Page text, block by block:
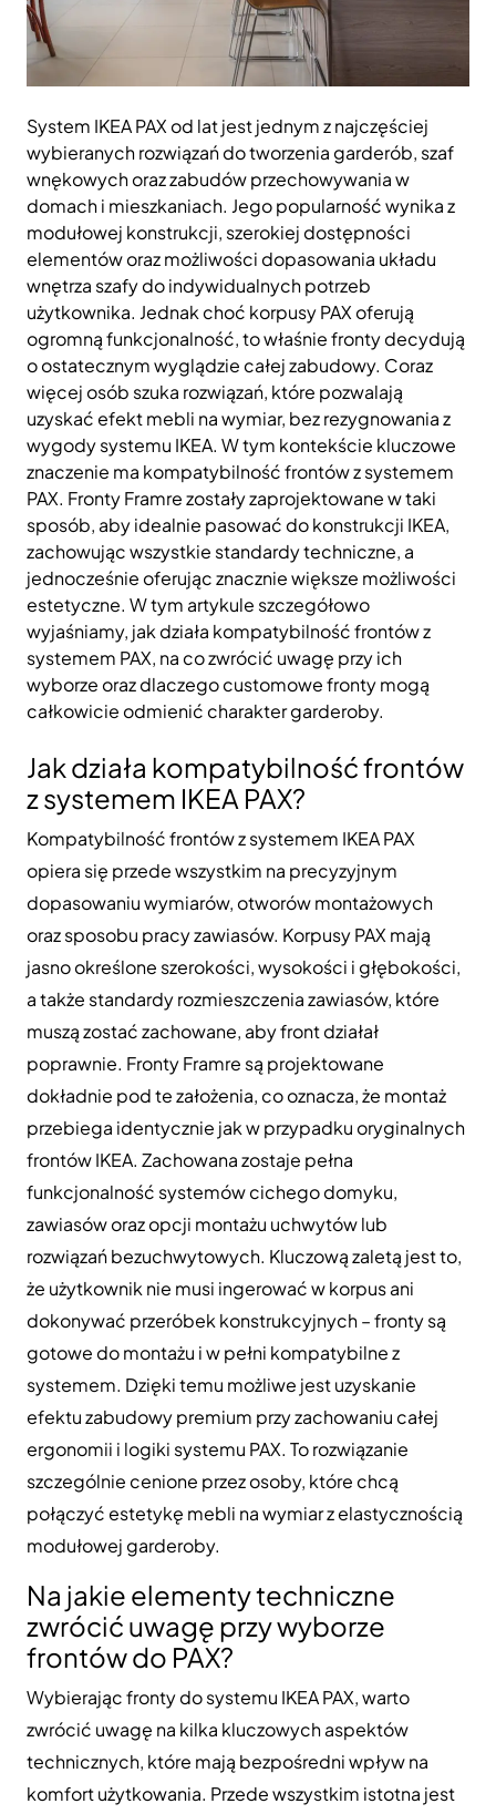
System IKEA PAX od lat jest jednym z najczęściej
wybieranych rozwiązań do tworzenia garderób, szaf
wnękowych oraz zabudów przechowywania w
domach i mieszkaniach. Jego popularność wynika z
modułowej konstrukcji, szerokiej dostępności
elementów oraz możliwości dopasowania układu
wnętrza szafy do indywidualnych potrzeb
użytkownika. Jednak choć korpusy PAX oferują
ogromną funkcjonalność, to właśnie fronty decydują
o ostatecznym wyglądzie całej zabudowy. Coraz
więcej osób szuka rozwiązań, które pozwalają
uzyskać efekt mebli na wymiar, bez rezygnowania z
wygody systemu IKEA. W tym kontekście kluczowe
znaczenie ma kompatybilność frontów z systemem
PAX. Fronty Framre zostały zaprojektowane w taki
sposób, aby idealnie pasować do konstrukcji IKEA,
zachowując wszystkie standardy techniczne, a
jednocześnie oferując znacznie większe możliwości
estetyczne. W tym artykule szczegółowo
wyjaśniamy, jak działa kompatybilność frontów z
systemem PAX, na co zwrócić uwagę przy ich
wyborze oraz dlaczego customowe fronty mogą
całkowicie odmienić charakter garderoby.
Jak działa kompatybilność frontów
z systemem IKEA PAX?
Kompatybilność frontów z systemem IKEA PAX
opiera się przede wszystkim na precyzyjnym
dopasowaniu wymiarów, otworów montażowych
oraz sposobu pracy zawiasów. Korpusy PAX mają
jasno określone szerokości, wysokości i głębokości,
a także standardy rozmieszczenia zawiasów, które
muszą zostać zachowane, aby front działał
poprawnie. Fronty Framre są projektowane
dokładnie pod te założenia, co oznacza, że montaż
przebiega identycznie jak w przypadku oryginalnych
frontów IKEA. Zachowana zostaje pełna
funkcjonalność systemów cichego domyku,
zawiasów oraz opcji montażu uchwytów lub
rozwiązań bezuchwytowych. Kluczową zaletą jest to,
że użytkownik nie musi ingerować w korpus ani
dokonywać przeróbek konstrukcyjnych – fronty są
gotowe do montażu i w pełni kompatybilne z
systemem. Dzięki temu możliwe jest uzyskanie
efektu zabudowy premium przy zachowaniu całej
ergonomii i logiki systemu PAX. To rozwiązanie
szczególnie cenione przez osoby, które chcą
połączyć estetykę mebli na wymiar z elastycznością
modułowej garderoby.
Na jakie elementy techniczne
zwrócić uwagę przy wyborze
frontów do PAX?
Wybierając fronty do systemu IKEA PAX, warto
zwrócić uwagę na kilka kluczowych aspektów
technicznych, które mają bezpośredni wpływ na
komfort użytkowania. Przede wszystkim istotna jest